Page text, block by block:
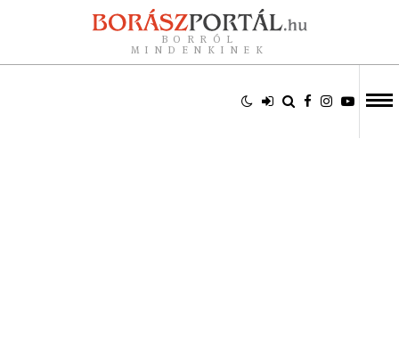
BORRÓL
MINDENKINEK